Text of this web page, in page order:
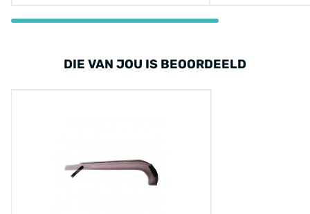
DIE VAN JOU IS BEOORDEELD